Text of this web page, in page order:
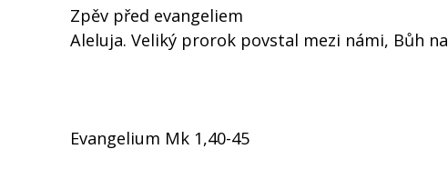
Zpěv před evangeliem
Aleluja. Veliký prorok povstal mezi námi, Bůh
Evangelium Mk 1,40-45